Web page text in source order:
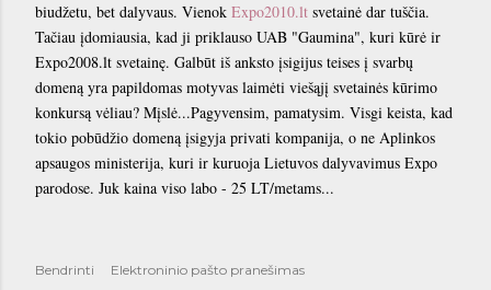
biudžetu, bet dalyvaus. Vienok Expo2010.lt svetainė dar tuščia.
Tačiau įdomiausia, kad ji priklauso UAB "Gaumina", kuri kūrė ir
Expo2008.lt svetainę. Galbūt iš anksto įsigijus teises į svarbų
domeną yra papildomas motyvas laimėti viešąjį svetainės kūrimo
konkursą vėliau? Mįslė...Pagyvensim, pamatysim. Visgi keista, kad
tokio pobūdžio domeną įsigyja privati kompanija, o ne Aplinkos
apsaugos ministerija, kuri ir kuruoja Lietuvos dalyvavimus Expo
parodose. Juk kaina viso labo - 25 LT/metams...
Bendrinti
Elektroninio pašto pranešimas